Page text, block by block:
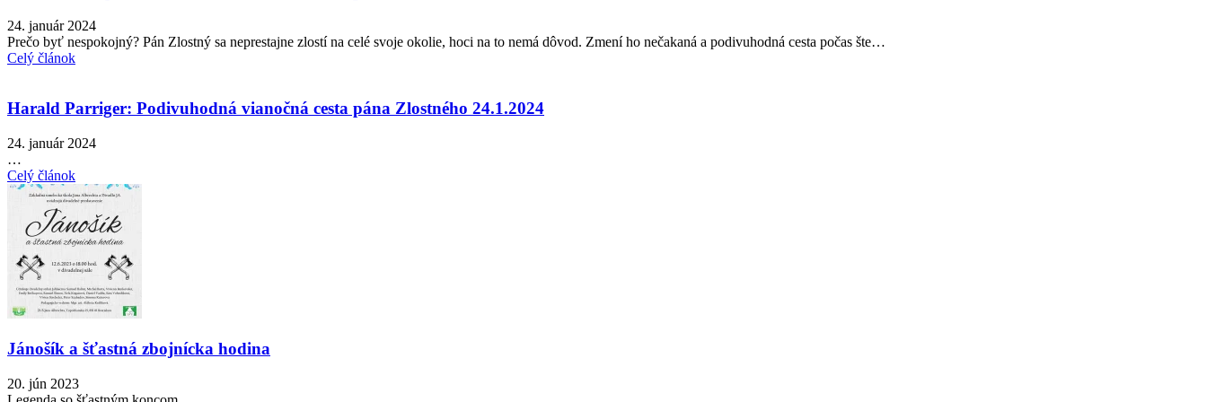
24. január 2024
Prečo byť nespokojný? Pán Zlostný sa neprestajne zlostí na celé svoje okolie, hoci na to nemá dôvod. Zmení ho nečakaná a podivuhodná cesta počas šte…
Celý článok
Harald Parriger: Podivuhodná vianočná cesta pána Zlostného 24.1.2024
24. január 2024
…
Celý článok
Jánošík a šťastná zbojnícka hodina
20. jún 2023